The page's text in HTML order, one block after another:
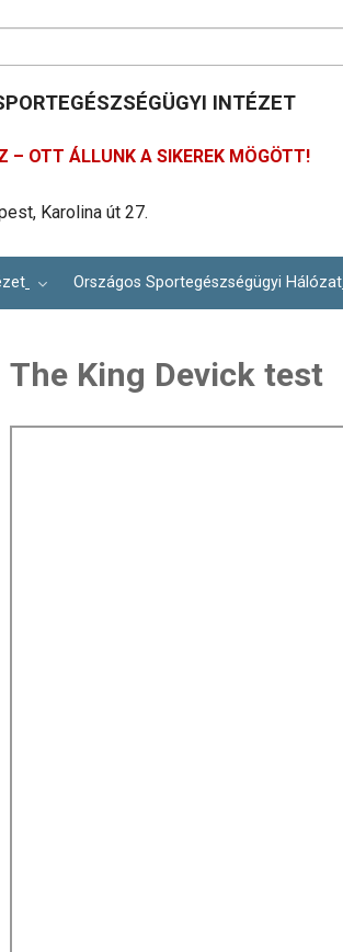
INTÉZET
– OTT ÁLLUNK A SIKEREK MÖGÖTT!
+36 1 488 61 00
Karolina út 27.
Országos Sportegészségügyi Hálózat
The King Devick test